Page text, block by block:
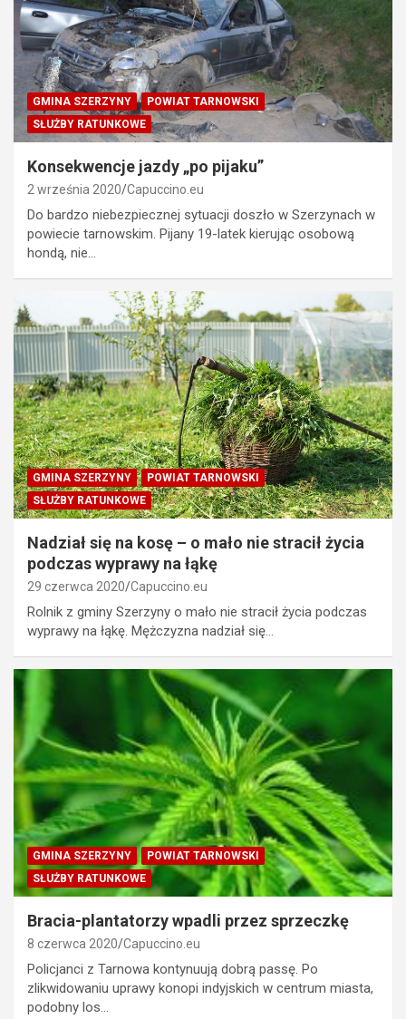
GMINA SZERZYNY
POWIAT TARNOWSKI
SŁUŻBY RATUNKOWE
Konsekwencje jazdy „po pijaku”
2 września 2020 Capuccino.eu
Do bardzo niebezpiecznej sytuacji doszło w Szerzynach w
powiecie tarnowskim. Pijany 19-latek kierując osobową
hondą, nie…
GMINA SZERZYNY
POWIAT TARNOWSKI
SŁUŻBY RATUNKOWE
Nadział się na kosę – o mało nie stracił życia
podczas wyprawy na łąkę
29 czerwca 2020 Capuccino.eu
Rolnik z gminy Szerzyny o mało nie stracił życia podczas
wyprawy na łąkę. Mężczyzna nadział się…
GMINA SZERZYNY
POWIAT TARNOWSKI
SŁUŻBY RATUNKOWE
Bracia-plantatorzy wpadli przez sprzeczkę
8 czerwca 2020 Capuccino.eu
Policjanci z Tarnowa kontynuują dobrą passę. Po
zlikwidowaniu uprawy konopi indyjskich w centrum miasta,
podobny los…